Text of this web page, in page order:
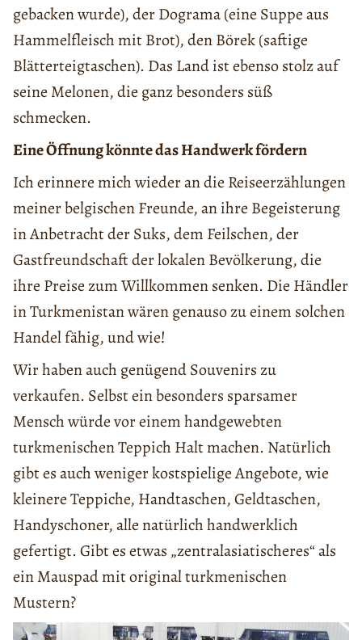
gebacken wurde), der Dograma (eine Suppe aus
Hammelfleisch mit Brot), den Börek (saftige
Blätterteigtaschen). Das Land ist ebenso stolz auf
seine Melonen, die ganz besonders süß
schmecken.
Eine Öffnung könnte das Handwerk fördern
Ich erinnere mich wieder an die Reiseerzählungen
meiner belgischen Freunde, an ihre Begeisterung
in Anbetracht der Suks, dem Feilschen, der
Gastfreundschaft der lokalen Bevölkerung, die
ihre Preise zum Willkommen senken. Die Händler
in Turkmenistan wären genauso zu einem solchen
Handel fähig, und wie!
Wir haben auch genügend Souvenirs zu
verkaufen. Selbst ein besonders sparsamer
Mensch würde vor einem handgewebten
turkmenischen Teppich Halt machen. Natürlich
gibt es auch weniger kostspielige Angebote, wie
kleinere Teppiche, Handtaschen, Geldtaschen,
Handyschoner, alle natürlich handwerklich
gefertigt. Gibt es etwas „zentralasiatischeres“ als
ein Mauspad mit original turkmenischen
Mustern?